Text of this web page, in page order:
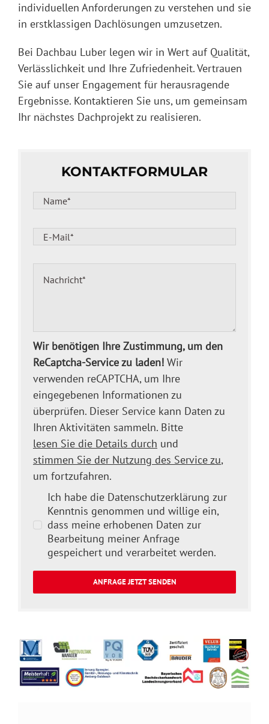
individuellen Anforderungen zu verstehen und sie
in erstklassigen Dachlösungen umzusetzen.
Bei Dachbau Luber legen wir in Wert auf Qualität,
Verlässlichkeit und Ihre Zufriedenheit. Vertrauen
Sie auf unser Engagement für herausragende
Ergebnisse. Kontaktieren Sie uns, um gemeinsam
Ihr nächstes Dachprojekt zu realisieren.
KONTAKTFORMULAR
Wir benötigen Ihre Zustimmung, um den
ReCaptcha-Service zu laden! Wir
verwenden reCAPTCHA, um Ihre
eingegebenen Informationen zu
überprüfen. Dieser Service kann Daten zu
Ihren Aktivitäten sammeln. Bitte
lesen Sie die Details durch und
stimmen Sie der Nutzung des Service zu,
um fortzufahren.
Ich habe die Datenschutzerklärung zur
Kenntnis genommen und willige ein,
dass meine erhobenen Daten zur
Bearbeitung meiner Anfrage
gespeichert und verarbeitet werden.
ANFRAGE JETZT SENDEN